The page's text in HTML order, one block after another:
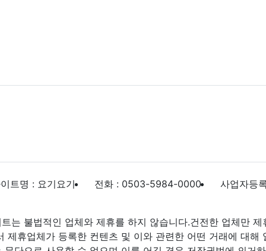
트명 : 요기요기 전화 : 0503-5984-0000 사업자등
는 불법적인 업체와 제휴를 하지 않습니다.건전한 업체만 제
제휴업체가 등록한 컨텐츠 및 이와 관련한 어떤 거래에 대해